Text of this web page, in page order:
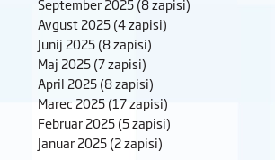
September 2025(8 zapisi)
Avgust 2025(4 zapisi)
Junij 2025(8 zapisi)
Maj 2025(7 zapisi)
April 2025(8 zapisi)
Marec 2025(17 zapisi)
Februar 2025(5 zapisi)
Januar 2025(2 zapisi)